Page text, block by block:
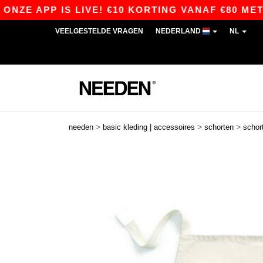
APP IS LIVE! €10 KORTING VANAF €80 MET DE
VEELGESTELDE VRAGEN NEDERLAND NL
needen > basic kleding | accessoires > schorten >